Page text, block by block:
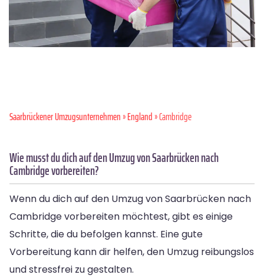
Saarbrückener Umzugsunternehmen»England» Cambridge
Wie musst du dich auf den Umzug von Saarbrücken nach
Cambridge vorbereiten?
Wenn du dich auf den Umzug von Saarbrücken nach
Cambridge vorbereiten möchtest, gibt es einige
Schritte, die du befolgen kannst. Eine gute
Vorbereitung kann dir helfen, den Umzug reibungslos
und stressfrei zu gestalten.